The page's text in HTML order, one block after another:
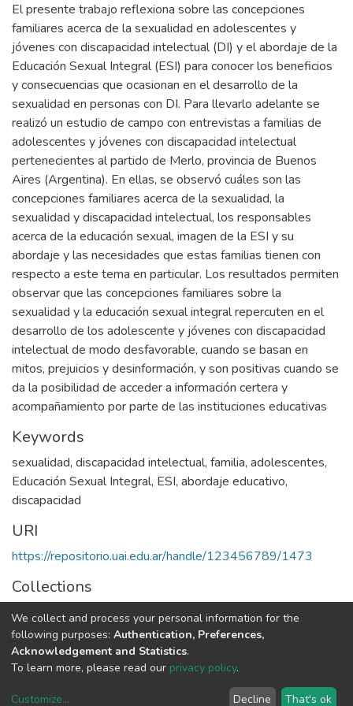
El presente trabajo reflexiona sobre las concepciones
familiares acerca de la sexualidad en adolescentes y
jóvenes con discapacidad intelectual (DI) y el abordaje de la
Educación Sexual Integral (ESI) para conocer los beneficios
y consecuencias que ocasionan en el desarrollo de la
sexualidad en personas con DI. Para llevarlo adelante se
realizó un estudio de campo con entrevistas a familias de
adolescentes y jóvenes con discapacidad intelectual
pertenecientes al partido de Merlo, provincia de Buenos
Aires (Argentina). En ellas, se observó cuáles son las
concepciones familiares acerca de la sexualidad, la
sexualidad y discapacidad intelectual, los responsables
acerca de la educación sexual, imagen de la ESI y su
abordaje y las necesidades que estas familias tienen con
respecto a este tema en particular. Los resultados permiten
observar que las concepciones familiares sobre la
sexualidad y la educación sexual integral repercuten en el
desarrollo de los adolescente y jóvenes con discapacidad
intelectual de modo desfavorable, cuando se basan en
mitos, prejuicios y desinformación, y son positivas cuando se
da la posibilidad de acceder a información certera y
acompañamiento por parte de las instituciones educativas
Keywords
sexualidad, discapacidad intelectual, familia, adolescentes,
Educación Sexual Integral, ESI, abordaje educativo,
discapacidad
URI
https://repositorio.uai.edu.ar/handle/123456789/1473
Collections
LICENCIATURA EN PSICOPEDAGOGÍA
Full item page
DSpace software copyright © 2002-2026 LYRASIS
We collect and process your personal information for the
following purposes: Authentication, Preferences,
Acknowledgement and Statistics.
To learn more, please read our privacy policy.
Customize... Decline That's ok